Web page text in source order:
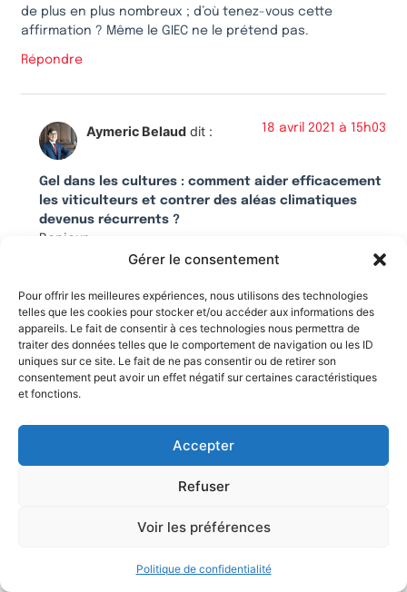
Gérer le consentement
Pour offrir les meilleures expériences, nous utilisons des technologies
telles que les cookies pour stocker et/ou accéder aux informations des
appareils. Le fait de consentir à ces technologies nous permettra de
traiter des données telles que le comportement de navigation ou les ID
uniques sur ce site. Le fait de ne pas consentir ou de retirer son
consentement peut avoir un effet négatif sur certaines caractéristiques
et fonctions.
Accepter
Refuser
Voir les préférences
Politique de confidentialité
de plus en plus nombreux ; d’où tenez-vous cette
affirmation ? Même le GIEC ne le prétend pas.
Répondre
Aymeric Belaud dit : 18 avril 2021 à 15h03
Gel dans les cultures : comment aider efficacement
les viticulteurs et contrer des aléas climatiques
devenus récurrents ?
Bonjour,
climatiques qui changent depuis quelques années et
que nous observons dans plusieurs exploitations.
C’est ce que j’explique dans l’article (date des
vendanges, grêle, gel).
Autre fait observé récemment : cette année, nous
avons battu un record de chaleur et de température